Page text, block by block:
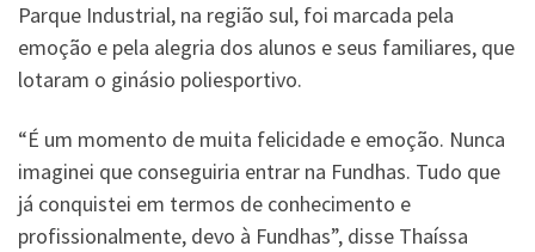
Parque Industrial, na região sul, foi marcada pela
emoção e pela alegria dos alunos e seus familiares, que
lotaram o ginásio poliesportivo.
“É um momento de muita felicidade e emoção. Nunca
imaginei que conseguiria entrar na Fundhas. Tudo que
já conquistei em termos de conhecimento e
profissionalmente, devo à Fundhas”, disse Thaíssa